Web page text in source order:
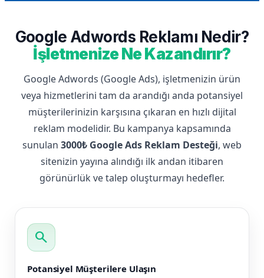
Google Adwords Reklamı Nedir?
İşletmenize Ne Kazandırır?
Google Adwords (Google Ads), işletmenizin ürün
veya hizmetlerini tam da arandığı anda potansiyel
müşterilerinizin karşısına çıkaran en hızlı dijital
reklam modelidir. Bu kampanya kapsamında
sunulan 3000₺ Google Ads Reklam Desteği, web
sitenizin yayına alındığı ilk andan itibaren
görünürlük ve talep oluşturmayı hedefler.
search
Potansiyel Müşterilere Ulaşın